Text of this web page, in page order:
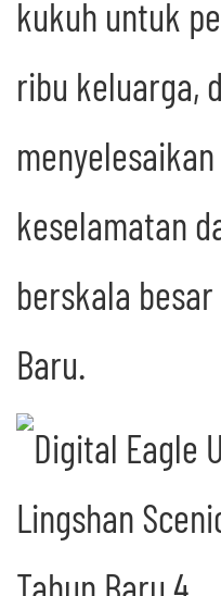
kukuh untuk
ribu keluarga,
keselamatan
berskala
Baru.